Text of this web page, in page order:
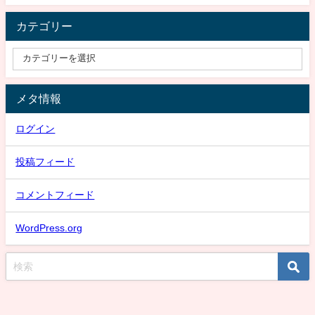
カテゴリー
メタ情報
ログイン
投稿フィード
コメントフィード
WordPress.org